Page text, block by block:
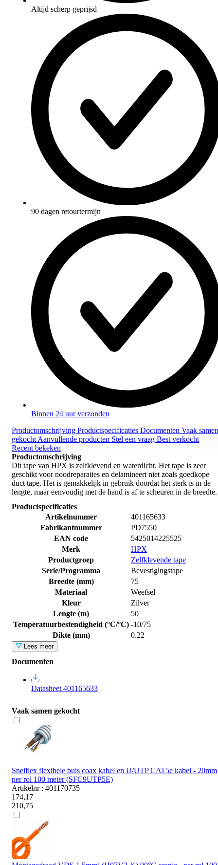
Altijd scherp geprijsd
90 dagen retourtermijn
Binnen 24 uur verzonden
Productomschrijving Productspecificaties Documenten Vaak samen
gekocht Aanvullende producten Stel een vraag Best verkocht
Recent bekeken
Productomschrijving
Dit tape van HPX is zelfklevend en waterdicht. Het tape is zeer
geschikt voor noodreparaties en delamineert niet zoals goedkope
duct tape. Het is gemakkelijk in gebruik doordat het sterk is in de
lengte, maar eenvoudig met de hand is af te scheuren in de breedte.
Productspecificaties
Artikelnummer
401165633
Fabrikantnummer
PD7550
EAN code
5425014225525
Merk
HPX
Productgroep
Zelfklevende tape
Serie/Programma
Bevestigingstape
Breedte (mm)
75
Materiaal
Weefsel
Kleur
Zilver
Lengte (m)
50
Temperatuurbestendigheid (°C/°C) -10/75
Dikte (mm)
0.22
Lees meer
Documenten
Datasheet 401165633
Vaak samen gekocht
Snelflex flexibele buis coax kabel en U/UTP CAT5e kabel - 20mm
per rol 100 meter (SFC9UTP5E)
Artikelnr : 401170735
174,17
210,75